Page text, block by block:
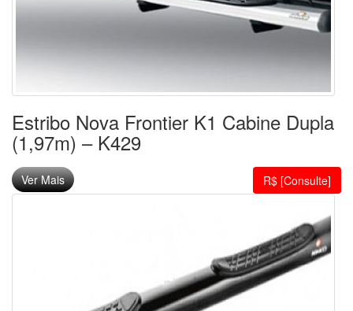
Estribo Nova Frontier K1 Cabine Dupla
(1,97m) – K429
Ver Mais R$ [Consulte]